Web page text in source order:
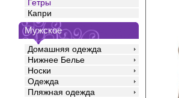
Гетры
Капри
Мужское
Домашняя одежда
Нижнее Белье
Носки
Одежда
Пляжная одежда